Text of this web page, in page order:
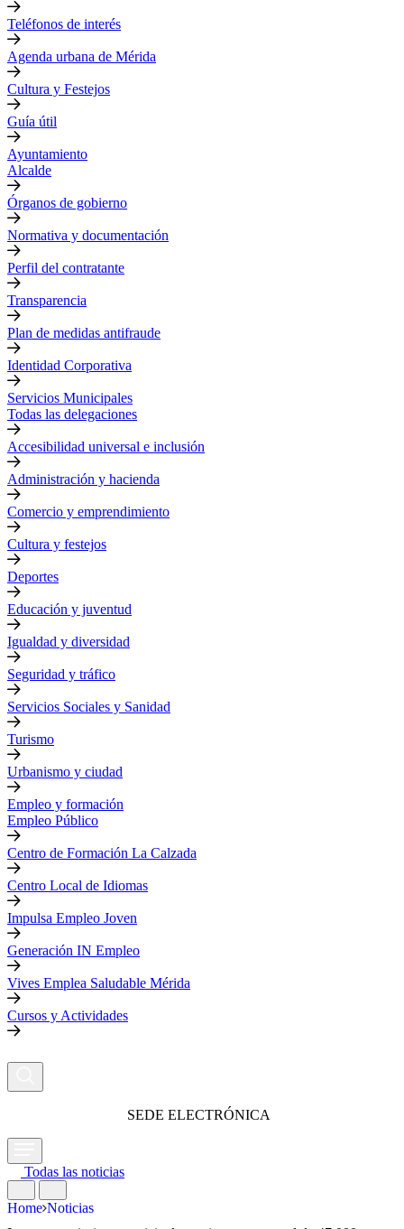
Teléfonos de interés
Agenda urbana de Mérida
Cultura y Festejos
Guía útil
Ayuntamiento
Alcalde
Órganos de gobierno
Normativa y documentación
Perfil del contratante
Transparencia
Plan de medidas antifraude
Identidad Corporativa
Servicios Municipales
Todas las delegaciones
Accesibilidad universal e inclusión
Administración y hacienda
Comercio y emprendimiento
Cultura y festejos
Deportes
Educación y juventud
Igualdad y diversidad
Seguridad y tráfico
Servicios Sociales y Sanidad
Turismo
Urbanismo y ciudad
Empleo y formación
Empleo Público
Centro de Formación La Calzada
Centro Local de Idiomas
Impulsa Empleo Joven
Generación IN Empleo
Vives Emplea Saludable Mérida
Cursos y Actividades
SEDE ELECTRÓNICA
Todas las noticias
Home Noticias